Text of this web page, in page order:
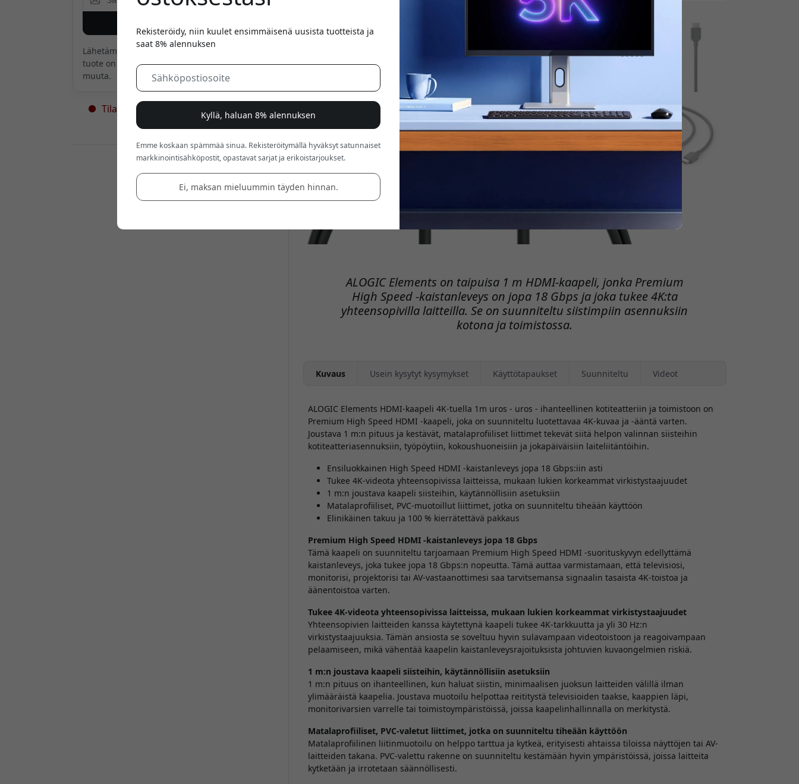
ALOGIC Elements on taipuisa 1 m HDMI-kaapeli, jonka Premium
High Speed -kaistanleveys on jopa 18 Gbps ja joka tukee 4K:ta
yhteensopivilla laitteilla. Se on suunniteltu siistimpiin asennuksiin
kotona ja toimistossa.
Kuvaus Usein kysytyt kysymykset Käyttötapaukset Suunniteltu Videot
ALOGIC Elements HDMI-kaapeli 4K-tuella 1m uros - uros - ihanteellinen kotiteatteriin ja toimistoon on
Premium High Speed HDMI -kaapeli, joka on suunniteltu luotettavaa 4K-kuvaa ja -ääntä varten.
Joustava 1 m:n pituus ja kestävät, matalaprofiiliset liittimet tekevät siitä helpon valinnan siisteihin
kotiteatteriasennuksiin, työpöytiin, kokoushuoneisiin ja jokapäiväisiin laiteliitäntöihin.
Ensiluokkainen High Speed HDMI -kaistanleveys jopa 18 Gbps:iin asti
Tukee 4K-videota yhteensopivissa laitteissa, mukaan lukien korkeammat virkistystaajuudet
1 m:n joustava kaapeli siisteihin, käytännöllisiin asetuksiin
Matalaprofiiliset, PVC-muotoillut liittimet, jotka on suunniteltu tiheään käyttöön
Elinikäinen takuu ja 100 % kierrätettävä pakkaus
Premium High Speed HDMI -kaistanleveys jopa 18 Gbps
Tämä kaapeli on suunniteltu tarjoamaan Premium High Speed HDMI -suorituskyvyn edellyttämä
kaistanleveys, joka tukee jopa 18 Gbps:n nopeutta. Tämä auttaa varmistamaan, että televisiosi,
monitorisi, projektorisi tai AV-vastaanottimesi saa tarvitsemansa signaalin tasaista 4K-toistoa ja
äänentoistoa varten.
Tukee 4K-videota yhteensopivissa laitteissa, mukaan lukien korkeammat virkistystaajuudet
Yhteensopivien laitteiden kanssa käytettynä kaapeli tukee 4K-tarkkuutta ja yli 30 Hz:n
virkistystaajuuksia. Tämän ansiosta se soveltuu hyvin sulavampaan videotoistoon ja reagoivampaan
pelaamiseen, mikä vähentää kaapelin kaistanleveysrajoituksista johtuvien kuvaongelmien riskiä.
1 m:n joustava kaapeli siisteihin, käytännöllisiin asetuksiin
1 m:n pituus on ihanteellinen, kun haluat siistin, minimaalisen juoksun laitteiden välillä ilman
ylimääräistä kaapelia. Joustava muotoilu helpottaa reititystä televisioiden taakse, kaappien läpi,
monitorivarsien varrelle tai toimistoympäristöissä, joissa kaapelinhallinnalla on merkitystä.
Matalaprofiiliset, PVC-valetut liittimet, jotka on suunniteltu tiheään käyttöön
Matalaprofiilinen liitinmuotoilu on helppo tarttua ja kytkeä, erityisesti ahtaissa tiloissa näyttöjen tai AV-
laitteiden takana. PVC-valettu rakenne on suunniteltu kestämään hyvin ympäristöissä, joissa laitteita
kytketään ja irrotetaan säännöllisesti.
Lähetämme sinulle sähköpostin vain, kun
tuote on taas saatavilla. Emme mitään
muuta.
Tilapäisesti loppu varastosta - lisää
Jälleenmyyjät:
Rekisteröidy, niin kuulet ensimmäisenä uusista tuotteista ja
saat 8% alennuksen
Kyllä, haluan 8% alennuksen
Emme koskaan spämmää sinua. Rekisteröitymällä hyväksyt satunnaiset
markkinointisähköpostit, opastavat sarjat ja erikoistarjoukset.
Ei, maksan mieluummin täyden hinnan.